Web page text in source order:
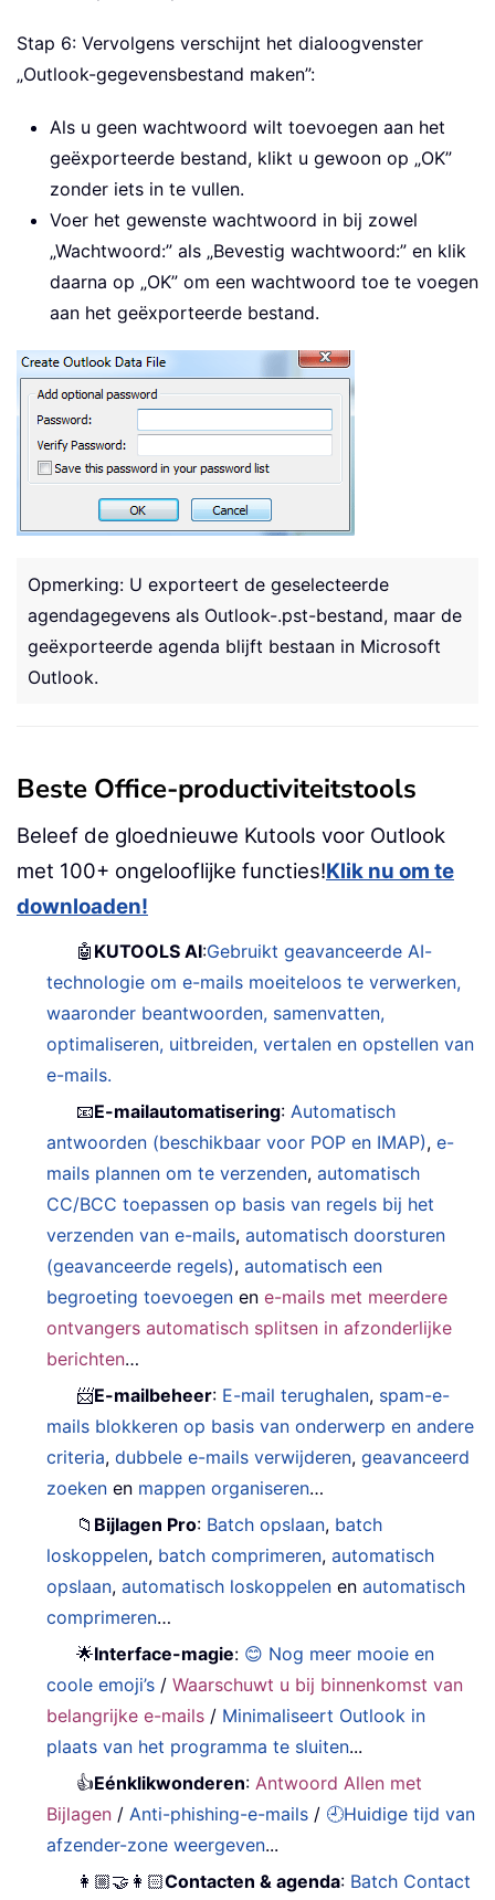
Stap 6: Vervolgens verschijnt het dialoogvenster
„Outlook-gegevensbestand maken”:
Als u geen wachtwoord wilt toevoegen aan het
geëxporteerde bestand, klikt u gewoon op „OK”
zonder iets in te vullen.
Voer het gewenste wachtwoord in bij zowel
„Wachtwoord:” als „Bevestig wachtwoord:” en klik
daarna op „OK” om een wachtwoord toe te voegen
aan het geëxporteerde bestand.
Opmerking: U exporteert de geselecteerde
agendagegevens als Outlook-.pst-bestand, maar de
geëxporteerde agenda blijft bestaan in Microsoft
Outlook.
Beste Office-productiviteitstools
Beleef de gloednieuwe Kutools voor Outlook
met 100+ ongelooflijke functies!Klik nu om te
downloaden!
🤖 KUTOOLS AI:Gebruikt geavanceerde AI-
technologie om e-mails moeiteloos te verwerken,
waaronder beantwoorden, samenvatten,
optimaliseren, uitbreiden, vertalen en opstellen van
e-mails.
📧E-mailautomatisering:Automatisch
antwoorden (beschikbaar voor POP en IMAP),e-
mails plannen om te verzenden,automatisch
CC/BCC toepassen op basis van regels bij het
verzenden van e-mails,automatisch doorsturen
(geavanceerde regels),automatisch een
begroeting toevoegen ene-mails met meerdere
ontvangers automatisch splitsen in afzonderlijke
berichten…
📨E-mailbeheer: E-mail terughalen, spam-e-
mails blokkeren op basis van onderwerp en andere
criteria,dubbele e-mails verwijderen,geavanceerd
zoeken en mappen organiseren…
📁 Bijlagen Pro: Batch opslaan, batch
loskoppelen, batch comprimeren,automatisch
opslaan,automatisch loskoppelen enautomatisch
comprimeren…
🌟Interface-magie: 😊 Nog meer mooie en
coole emoji’s /Waarschuwt u bij binnenkomst van
belangrijke e-mails / Minimaliseert Outlook in
plaats van het programma te sluiten...
👍Eénklikwonderen:Antwoord Allen met
Bijlagen /Anti-phishing-e-mails / 🕘Huidige tijd van
afzender-zone weergeven...
👩🏼‍🤝‍👩🏻Contacten & agenda: Batch Contact